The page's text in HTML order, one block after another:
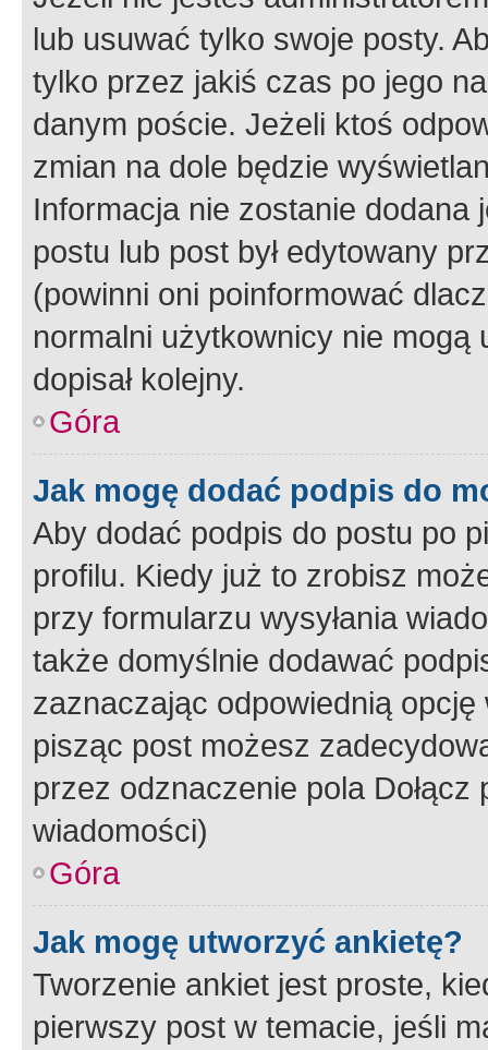
lub usuwać tylko swoje posty.
tylko przez jakiś czas po jego
danym poście. Jeżeli ktoś
zmian na dole będzie
Informacja nie zostanie dodana
postu lub post był edytowany
(powinni oni poinformować
normalni użytkownicy nie
dopisał kolejny.
Góra
Jak mogę dodać podpis do
Aby dodać podpis do postu po
profilu. Kiedy już to zrobisz
przy formularzu wysyłania
także domyślnie dodawać
zaznaczając odpowiednią
pisząc post możesz
przez odznaczenie pola
wiadomości)
Góra
Jak mogę utworzyć ankietę?
Tworzenie ankiet jest proste,
pierwszy post w temacie, jeśli